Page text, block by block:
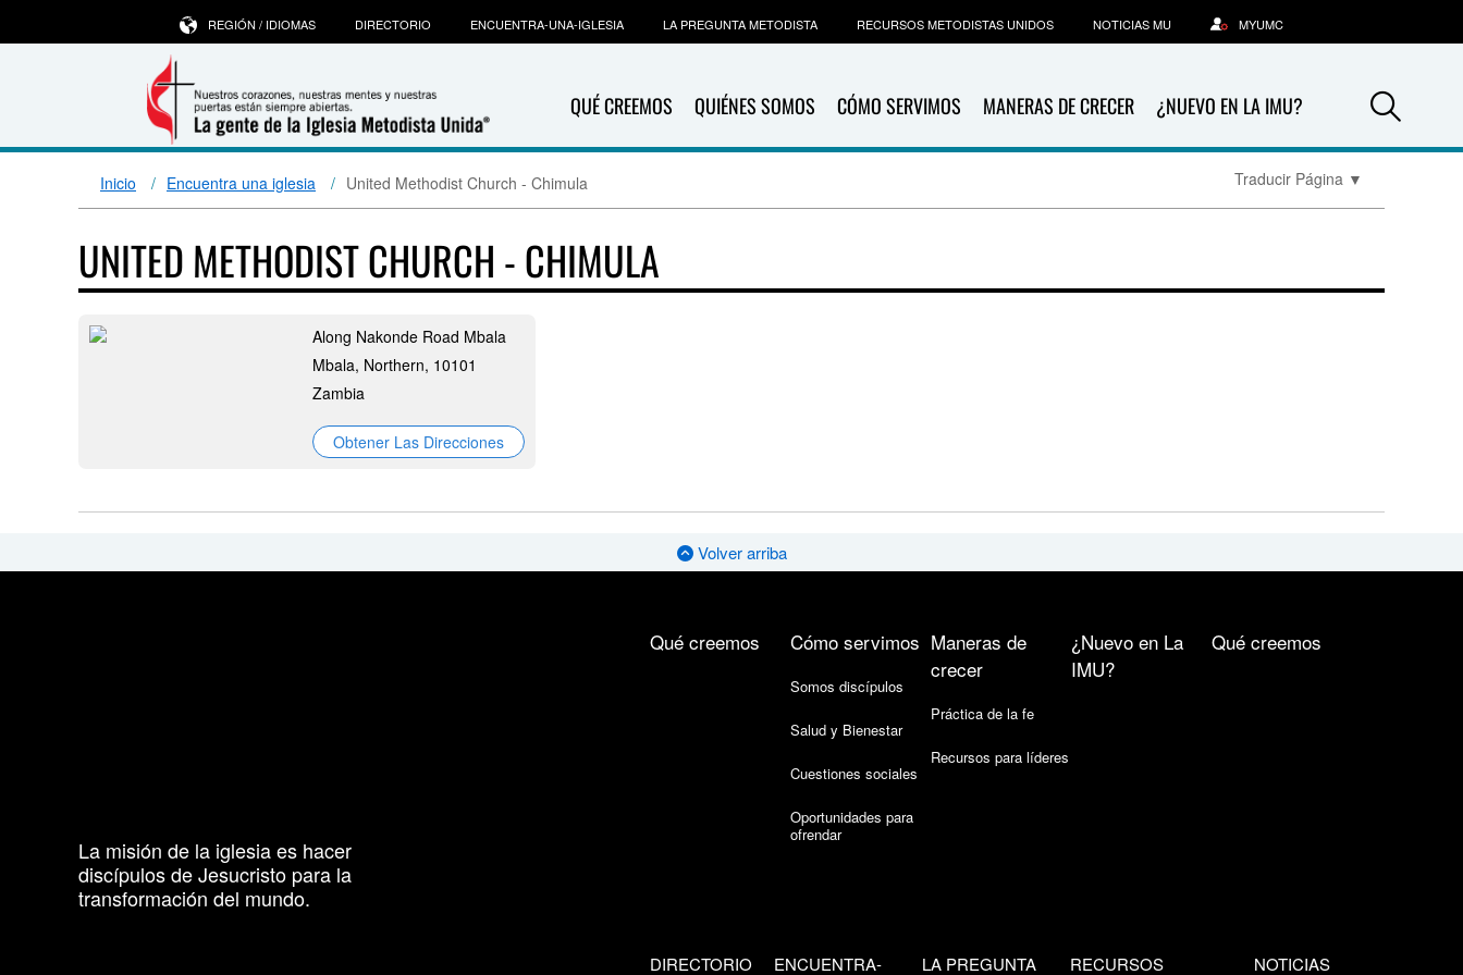
QUÉ CREEMOS QUIÉNES SOMOS CÓMO SERVIMOS MANERAS DE CRECER ¿NUEVO EN LA IMU?
REGIÓN / IDIOMAS DIRECTORIO ENCUENTRA-UNA-IGLESIA LA PREGUNTA METODISTA RECURSOS METODISTAS UNIDOS NOTICIAS MU MYUMC
Inicio Encuentra una iglesia United Methodist Church - Chimula Traducir Página ▼
UNITED METHODIST CHURCH - CHIMULA
Along Nakonde Road Mbala
Mbala, Northern, 10101
Zambia
Obtener Las Direcciones
Volver arriba
La misión de la iglesia es hacer
discípulos de Jesucristo para la
transformación del mundo.
Qué creemos Cómo servimos
Somos discípulos
Salud y Bienestar
Cuestiones sociales
Oportunidades para
ofrendar
Maneras de
crecer
Práctica de la fe
Recursos para líderes
¿Nuevo en La
IMU?
Qué creemos
DIRECTORIO
ENCUENTRA-
LA PREGUNTA
RECURSOS
NOTICIAS